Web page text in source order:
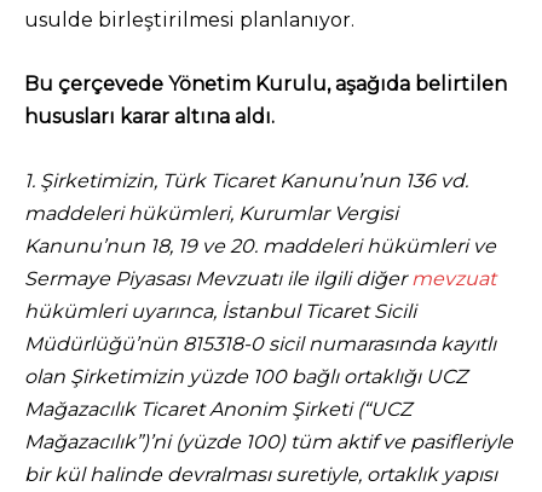
usulde birleştirilmesi planlanıyor.
Bu çerçevede Yönetim Kurulu, aşağıda belirtilen
hususları karar altına aldı.
1. Şirketimizin, Türk Ticaret Kanunu’nun 136 vd.
maddeleri hükümleri, Kurumlar Vergisi
Kanunu’nun 18, 19 ve 20. maddeleri hükümleri ve
Sermaye Piyasası Mevzuatı ile ilgili diğermevzuat
hükümleri uyarınca, İstanbul Ticaret Sicili
Müdürlüğü’nün 815318-0 sicil numarasında kayıtlı
olan Şirketimizin yüzde 100 bağlı ortaklığı UCZ
Mağazacılık Ticaret Anonim Şirketi (“UCZ
Mağazacılık”)’ni (yüzde 100) tüm aktif ve pasifleriyle
bir kül halinde devralması suretiyle, ortaklık yapısı